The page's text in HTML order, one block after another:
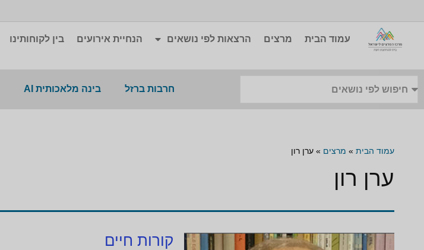
עמוד הבית מרצים הרצאות לפי נושאים הנחיית אירועים בין לקוחותינו
חרבות ברזל בינה מלאכותית AI
עמוד הבית » מרצים »ערן רון
ערן רון
קורות חיים